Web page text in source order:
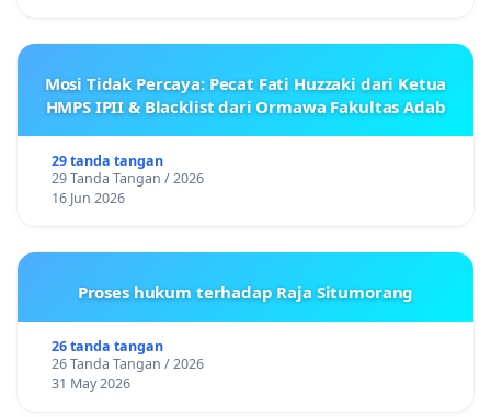
Mosi Tidak Percaya: Pecat Fati Huzzaki dari Ketua
HMPS IPII & Blacklist dari Ormawa Fakultas Adab
29 tanda tangan
29 Tanda Tangan / 2026
16 Jun 2026
Proses hukum terhadap Raja Situmorang
26 tanda tangan
26 Tanda Tangan / 2026
31 May 2026